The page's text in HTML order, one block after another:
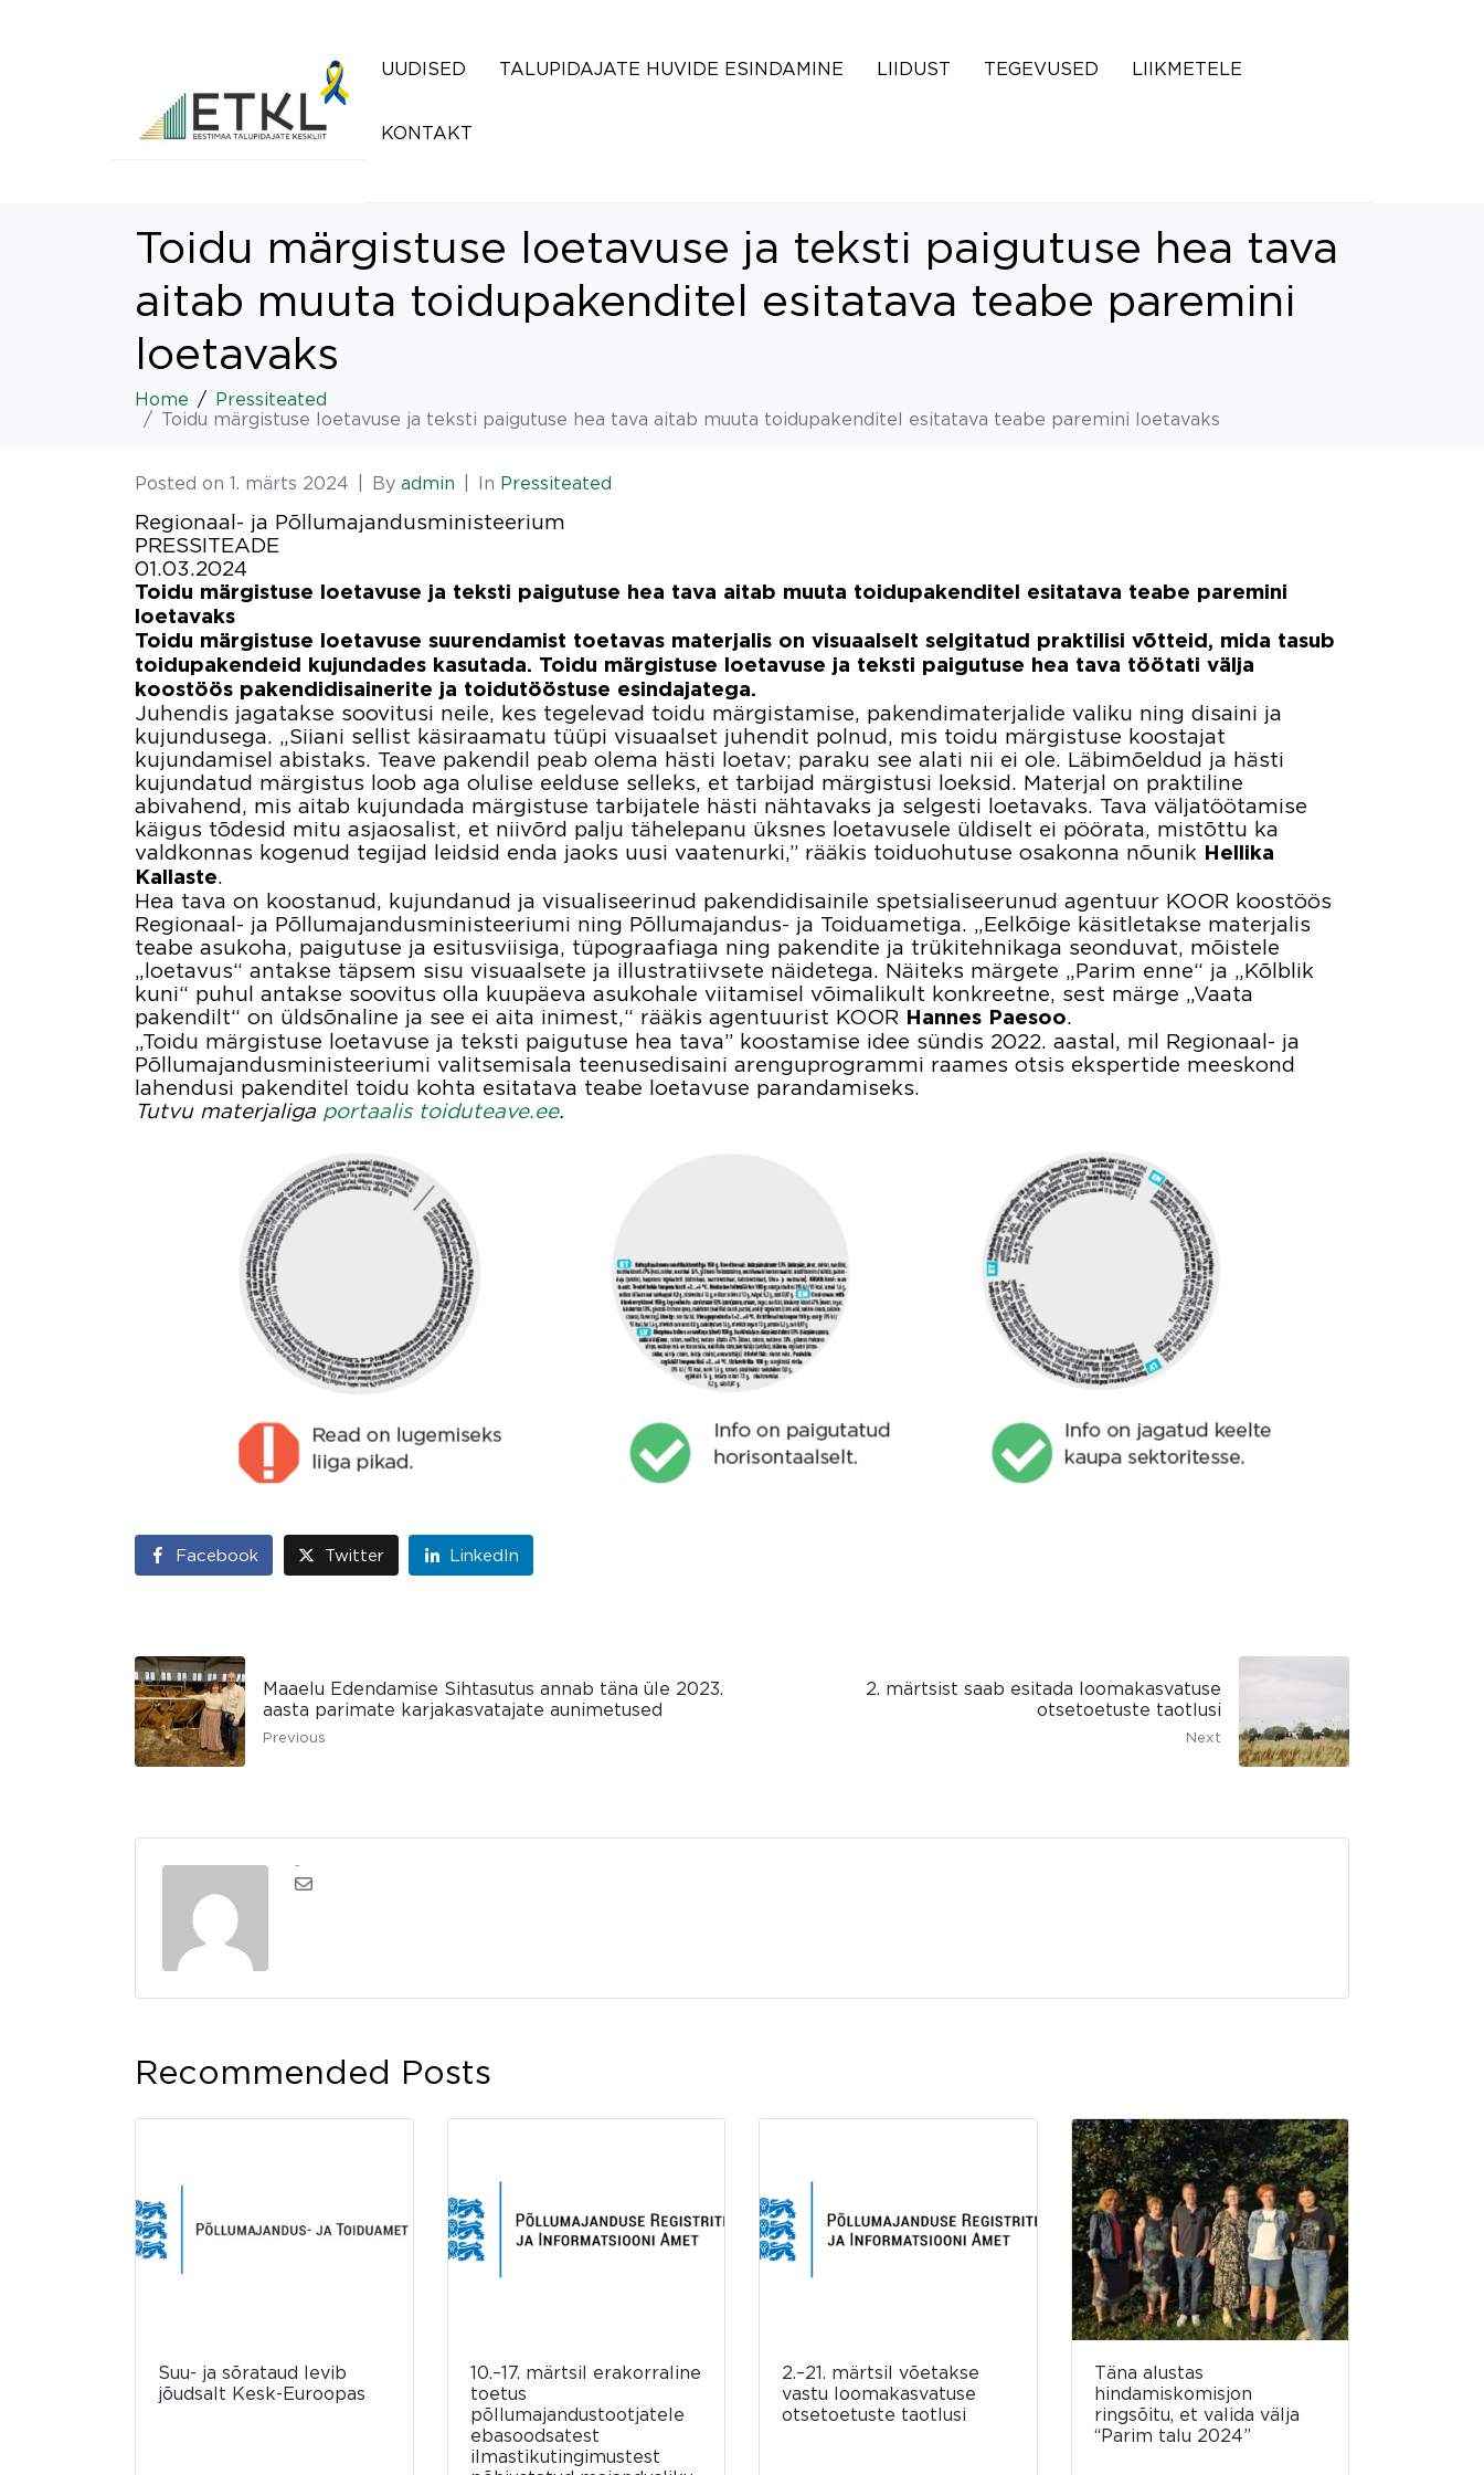
UUDISED TALUPIDAJATE HUVIDE ESINDAMINE LIIDUST TEGEVUSED LIIKMETELE
KONTAKT
Toidu märgistuse loetavuse ja teksti paigutuse hea tava
aitab muuta toidupakenditel esitatava teabe paremini
loetavaks
Home
Pressiteated
Toidu märgistuse loetavuse ja teksti paigutuse hea tava aitab muuta toidupakenditel esitatava teabe paremini loetavaks
Posted on 1. märts 2024 By admin In Pressiteated
Regionaal- ja Põllumajandusministeerium
PRESSITEADE
01.03.2024
Toidu märgistuse loetavuse ja teksti paigutuse hea tava aitab muuta toidupakenditel esitatava teabe paremini
loetavaks
Toidu märgistuse loetavuse suurendamist toetavas materjalis on visuaalselt selgitatud praktilisi võtteid, mida tasub
toidupakendeid kujundades kasutada. Toidu märgistuse loetavuse ja teksti paigutuse hea tava töötati välja
koostöös pakendidisainerite ja toidutööstuse esindajatega.
Juhendis jagatakse soovitusi neile, kes tegelevad toidu märgistamise, pakendimaterjalide valiku ning disaini ja
kujundusega. „Siiani sellist käsiraamatu tüüpi visuaalset juhendit polnud, mis toidu märgistuse koostajat
kujundamisel abistaks. Teave pakendil peab olema hästi loetav; paraku see alati nii ei ole. Läbimõeldud ja hästi
kujundatud märgistus loob aga olulise eelduse selleks, et tarbijad märgistusi loeksid. Materjal on praktiline
abivahend, mis aitab kujundada märgistuse tarbijatele hästi nähtavaks ja selgesti loetavaks. Tava väljatöötamise
käigus tõdesid mitu asjaosalist, et niivõrd palju tähelepanu üksnes loetavusele üldiselt ei pöörata, mistõttu ka
valdkonnas kogenud tegijad leidsid enda jaoks uusi vaatenurki,” rääkis toiduohutuse osakonna nõunik Hellika
Kallaste.
Hea tava on koostanud, kujundanud ja visualiseerinud pakendidisainile spetsialiseerunud agentuur KOOR koostöös
Regionaal- ja Põllumajandusministeeriumi ning Põllumajandus- ja Toiduametiga. „Eelkõige käsitletakse materjalis
teabe asukoha, paigutuse ja esitusviisiga, tüpograafiaga ning pakendite ja trükitehnikaga seonduvat, mõistele
„loetavus“ antakse täpsem sisu visuaalsete ja illustratiivsete näidetega. Näiteks märgete „Parim enne“ ja „Kõlblik
kuni“ puhul antakse soovitus olla kuupäeva asukohale viitamisel võimalikult konkreetne, sest märge „Vaata
pakendilt“ on üldsõnaline ja see ei aita inimest,“ rääkis agentuurist KOOR Hannes Paesoo.
„Toidu märgistuse loetavuse ja teksti paigutuse hea tava” koostamise idee sündis 2022. aastal, mil Regionaal- ja
Põllumajandusministeeriumi valitsemisala teenusedisaini arenguprogrammi raames otsis ekspertide meeskond
lahendusi pakenditel toidu kohta esitatava teabe loetavuse parandamiseks.
Tutvu materjaliga portaalis toiduteave.ee.
Facebook Twitter LinkedIn
Maaelu Edendamise Sihtasutus annab täna üle 2023.
aasta parimate karjakasvatajate aunimetused
Previous
2. märtsist saab esitada loomakasvatuse
otsetoetuste taotlusi
Next
Recommended Posts
Suu- ja sõrataud levib
jõudsalt Kesk-Euroopas
10.–17. märtsil erakorraline
toetus
põllumajandustootjatele
ebasoodsatest
ilmastikutingimustest
2.–21. märtsil võetakse
vastu loomakasvatuse
otsetoetuste taotlusi
Täna alustas
hindamiskomisjon
ringsõitu, et valida välja
“Parim talu 2024”